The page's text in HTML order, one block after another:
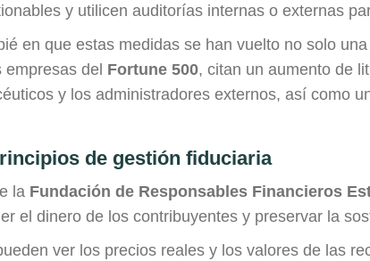
y utilicen auditorías internas o externas
en que estas medidas se han vuelto no solo
del Fortune 500, citan un aumento de
y los administradores externos, así como
de gestión fiduciaria
la Fundación de Responsables Financieros
el dinero de los contribuyentes y preservar la
ver los precios reales y los valores de las